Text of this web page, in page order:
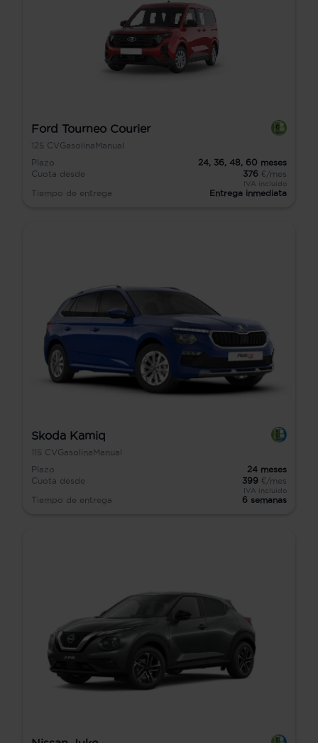
Ford Tourneo Courier
125 CVGasolinaManual
Plazo
24, 36, 48, 60 meses
Cuota desde
376 €/mes
IVA incluido
Tiempo de entrega Entrega inmediata
Skoda Kamiq
115 CVGasolina Manual
Plazo
24 meses
Cuota desde
399 €/mes
IVA incluido
Tiempo de entrega 6 semanas